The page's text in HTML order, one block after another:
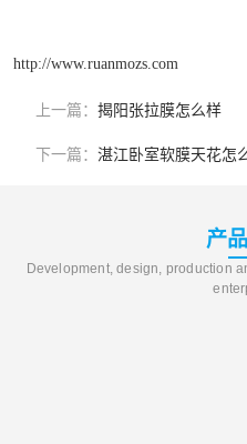
http://www.ruanmozs.com
上一篇： 揭阳张拉膜怎么样
下一篇： 湛江卧室软膜天花怎
产
Development, design, production